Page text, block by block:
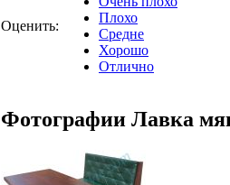
Оценить:
Плохо
Средне
Хорошо
Отлично
Фотографии Лавка